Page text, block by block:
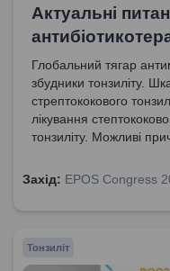
Актуальні
Глобальний тягар
збудники тонзиліту.
стрептококового
лікування
тонзиліту. Можливі
антибіотикотерапії.
Захід: EPOS Congress
Тонзиліт